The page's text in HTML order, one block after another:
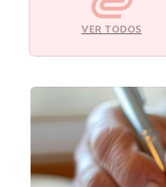
VER TODOS